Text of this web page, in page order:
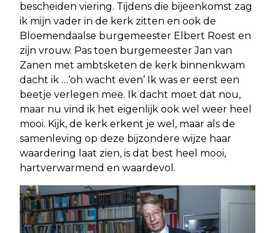
bescheiden viering. Tijdens die bijeenkomst zag
ik mijn vader in de kerk zitten en ook de
Bloemendaalse burgemeester Elbert Roest en
zijn vrouw. Pas toen burgemeester Jan van
Zanen met ambtsketen de kerk binnenkwam
dacht ik …‘oh wacht even’ Ik was er eerst een
beetje verlegen mee. Ik dacht moet dat nou,
maar nu vind ik het eigenlijk ook wel weer heel
mooi. Kijk, de kerk erkent je wel, maar als de
samenleving op deze bijzondere wijze haar
waardering laat zien, is dat best heel mooi,
hartverwarmend en waardevol.